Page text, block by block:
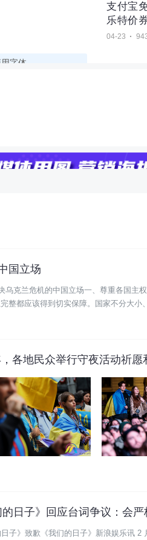
字体
支付宝
乐特价
04-23 ·
国立场
乌克兰危机的中国立场一、尊重各国主
整都应该得到切实保障。国家不分大小
各地民众举行守夜活动祈愿
的日子》回应台词争议：会
日子》致歉《我们的日子》新浪娱乐讯